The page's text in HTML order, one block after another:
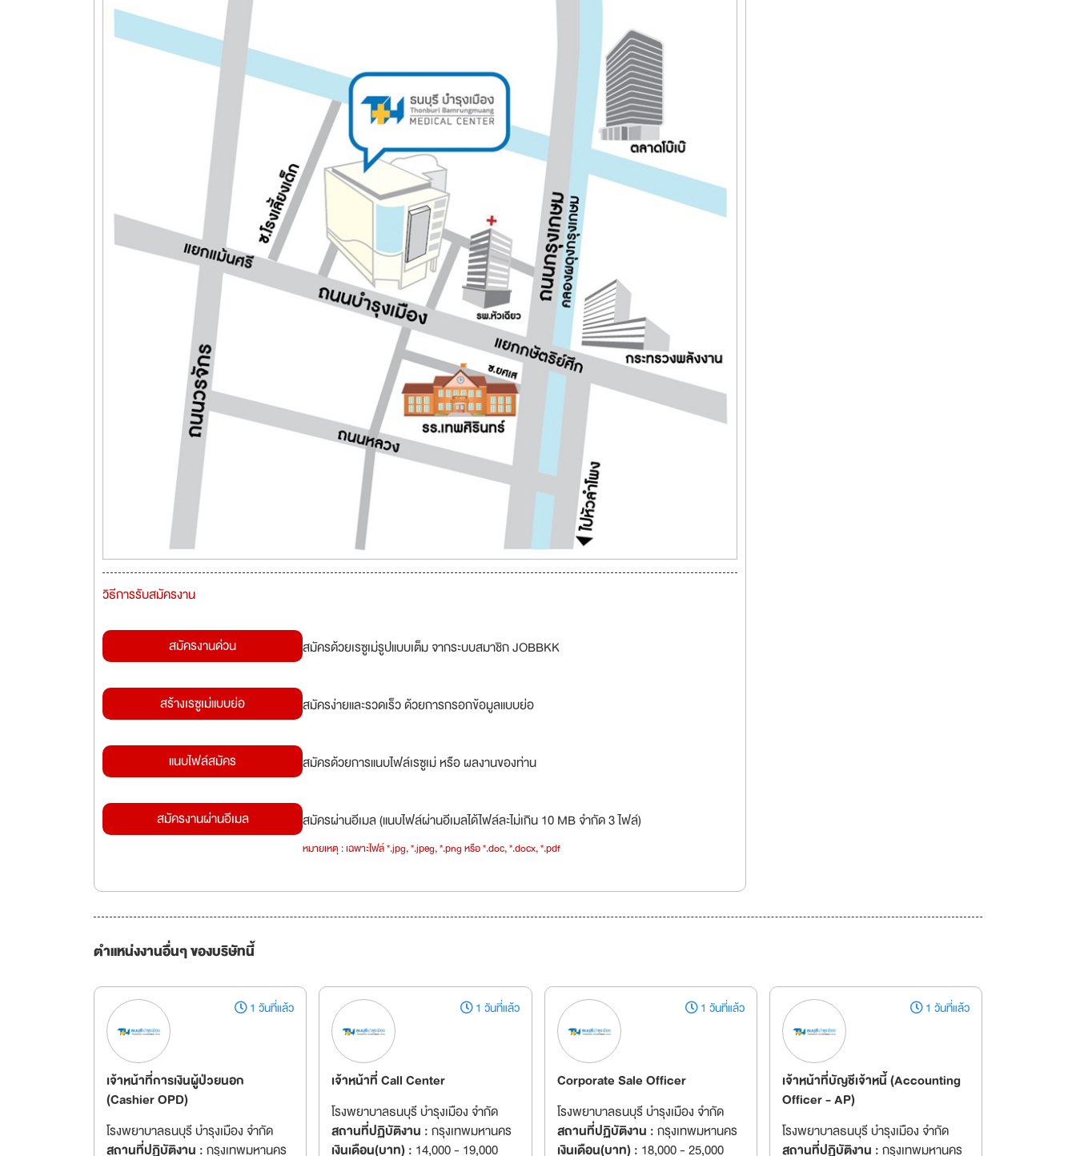
วิธีการรับสมัครงาน
สมัครงานด่วน สมัครด้วยเรซูเม่รูปแบบเต็ม จากระบบสมาชิก JOBBKK
สร้างเรซูเม่แบบย่อ สมัครง่ายและรวดเร็ว ด้วยการกรอกข้อมูลแบบย่อ
แนบไฟล์สมัคร สมัครด้วยการแนบไฟล์เรซูเม่ หรือ ผลงานของท่าน
สมัครงานผ่านอีเมล สมัครผ่านอีเมล (แนบไฟล์ผ่านอีเมลได้ไฟล์ละไม่เกิน 10 MB จำกัด 3 ไฟล์)
หมายเหตุ : เฉพาะไฟล์ *.jpg, *.jpeg, *.png หรือ *.doc, *.docx, *.pdf
ตำแหน่งงานอื่นๆ ของบริษัทนี้
1 วันที่แล้ว
เจ้าหน้าที่การเงินผู้ป่วยนอก
(Cashier OPD)
โรงพยาบาลธนบุรี บำรุงเมือง จำกัด
สถานที่ปฏิบัติงาน :กรุงเทพมหานคร
1 วันที่แล้ว
เจ้าหน้าที่ Call Center
โรงพยาบาลธนบุรี บำรุงเมือง จำกัด
สถานที่ปฏิบัติงาน :กรุงเทพมหานคร
เงินเดือน(บาท) : 14,000 - 19,000
1 วันที่แล้ว
Corporate Sale Officer
โรงพยาบาลธนบุรี บำรุงเมือง จำกัด
สถานที่ปฏิบัติงาน :กรุงเทพมหานคร
เงินเดือน(บาท) : 18,000 - 25,000
1 วันที่แล้ว
เจ้าหน้าที่บัญชีเจ้าหนี้ (Accounting
Officer - AP)
โรงพยาบาลธนบุรี บำรุงเมือง จำกัด
สถานที่ปฏิบัติงาน :กรุงเทพมหานคร